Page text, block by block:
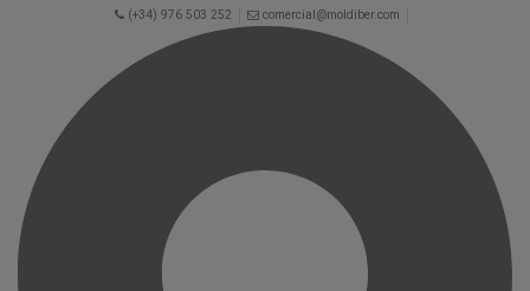
(+34) 976 503 252 comercial@moldiber.com